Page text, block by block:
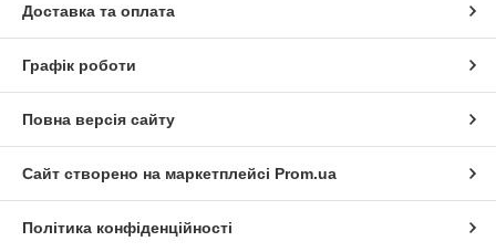
Доставка та оплата
Графік роботи
Повна версія сайту
Сайт створено на маркетплейсі Prom.ua
Політика конфіденційності